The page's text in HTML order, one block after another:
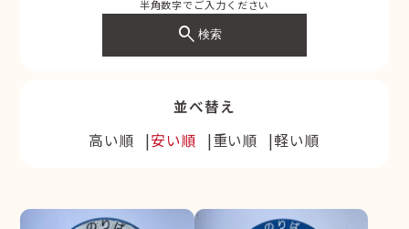
半角数字でご入力ください
search検索
並べ替え
高い順
安い順 重い順 軽い順